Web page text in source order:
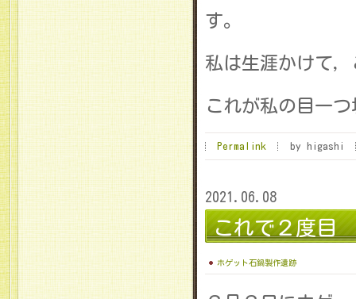
す。
私は生涯かけて
これが私の目一
Permalink by higashi
2021.06.08
これで２度目
ホゲット石鍋製作遺跡